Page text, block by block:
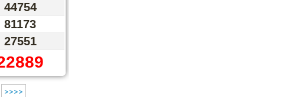
44754
81173
27551
>>>>